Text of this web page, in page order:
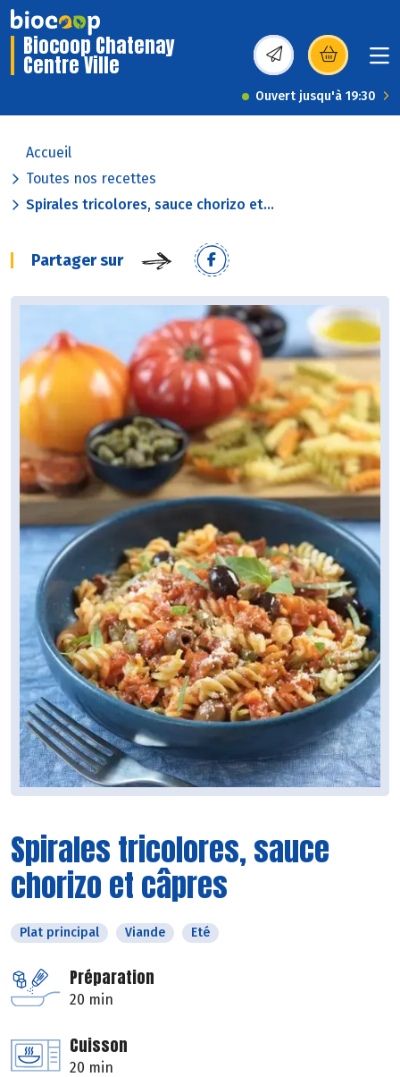
Biocoop Chatenay
Centre Ville (s’ouvre dans une
Ouvert jusqu'à 19:30
Accueil
Toutes nos recettes
Spirales tricolores, sauce chorizo et...
Partager sur
Spirales tricolores, sauce
chorizo et câpres
Plat principal Viande Eté
Préparation
20 min
Cuisson
20 min